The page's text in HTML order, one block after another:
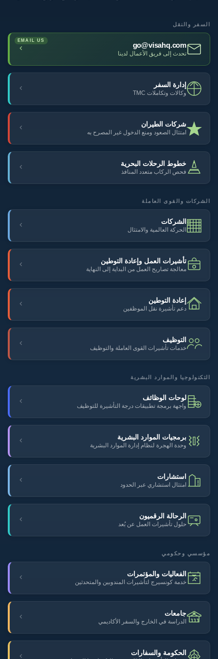
السفر والنقل
go@visahq.com
تحدث إلى فريق الأعمال لدينا
إدارة السفر
وكالات وتكاملات TMC
شركات الطيران
امتثال الصعود ومنع الدخول غير المصرح به
خطوط الرحلات البحرية
فحص الركاب متعدد المنافذ
الشركات والقوى العاملة
الشركات
الحركة العالمية والامتثال
تأشيرات العمل وإعادة التوطين
معالجة تصاريح العمل من البداية إلى النهاية
إعادة التوطين
دعم تأشيرة نقل الموظفين
التوظيف
خدمات تأشيرات القوى العاملة والتوظيف
التكنولوجيا والموارد البشرية
لوحات الوظائف
واجهة برمجة تطبيقات درجة التأشيرة للتوظيف
برمجيات الموارد البشرية
وحدة الهجرة لنظام إدارة الموارد البشرية
استشارات
امتثال استشاري عبر الحدود
الرحالة الرقميون
حلول تأشيرات العمل عن بُعد
مؤسسي وحكومي
الفعاليات والمؤتمرات
خدمة كونسيرج لتأشيرات المندوبين والمتحدثين
جامعات
الدراسة في الخارج والسفر الأكاديمي
الحكومة والسفارات